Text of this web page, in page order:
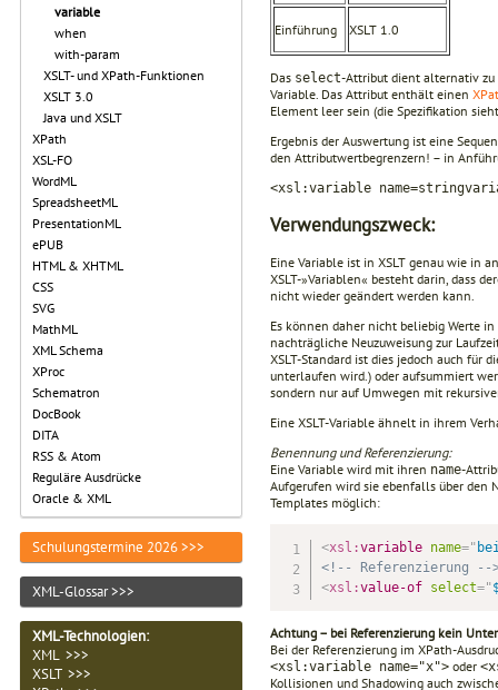
variable
when
with-param
XSLT- und XPath-Funktionen
XSLT 3.0
Java und XSLT
XPath
XSL-FO
WordML
SpreadsheetML
PresentationML
ePUB
HTML & XHTML
CSS
SVG
MathML
XML Schema
XProc
Schematron
DocBook
DITA
RSS & Atom
Reguläre Ausdrücke
Oracle & XML
Schulungstermine 2026 >>>
XML-Glossar >>>
XML-Technologien:
XML >>>
XSLT >>>
Einführung XSLT 1.0
Das select-Attribut dient alternativ
Variable. Das Attribut enthält einen
Element leer sein (die Spezifikation
Ergebnis der Auswertung ist eine
den Attributwertbegrenzern! – in
<xsl:variable
Verwendungszweck:
Eine Variable ist in XSLT genau wie in
XSLT-»Variablen« besteht darin, dass
nicht wieder geändert werden kann.
Es können daher nicht beliebig Werte
nachträgliche Neuzuweisung zur
XSLT-Standard ist dies jedoch auch für
unterlaufen wird.) oder aufsum­miert
sondern nur auf Umwegen mit
Eine XSLT-Variable ähnelt in ihrem
Benennung und Referenzierung:
Eine Variable wird mit ihren name-
Aufgerufen wird sie ebenfalls über
Templates möglich:
<xsl:variable name="
<!-- Referenzierung --
<xsl:value-of select="
Achtung – bei Referenzierung kein
Bei der Referenzierung im XPath-
<xsl:variable name="x"> oder
Kolli­sionen und Shadowing auch